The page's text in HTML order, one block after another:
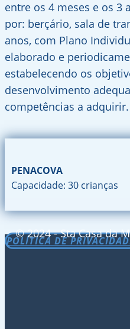
entre os 4 meses e os 3
por: berçário, sala de
anos, com Plano
elaborado e
estabelecendo os
desenvolvimento
competências a adquirir.
PENACOVA
Capacidade: 30 crianças
POLÍTICA DE
© 2024 - Sta Casa da